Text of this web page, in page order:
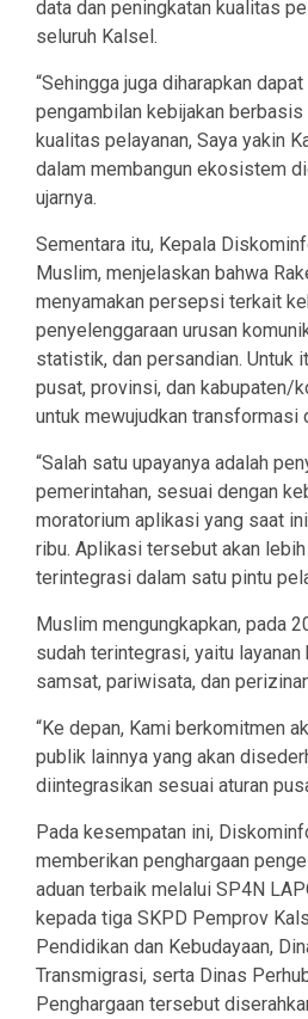
data dan peningkatan kualitas
seluruh Kalsel.
“Sehingga juga diharapkan
pengambilan kebijakan berbasis
kualitas pelayanan, Saya yakin
dalam membangun ekosistem
ujarnya.
Sementara itu, Kepala
Muslim, menjelaskan bahwa
menyamakan persepsi terkait
penyelenggaraan urusan
statistik, dan persandian. Untuk
pusat, provinsi, dan kabupaten/
untuk mewujudkan transformasi
“Salah satu upayanya adalah
pemerintahan, sesuai dengan
moratorium aplikasi yang saat
ribu. Aplikasi tersebut akan
terintegrasi dalam satu pintu
Muslim mengungkapkan, pada
sudah terintegrasi, yaitu
samsat, pariwisata, dan
“Ke depan, Kami berkomitmen
publik lainnya yang akan
diintegrasikan sesuai aturan
Pada kesempatan ini,
memberikan penghargaan
aduan terbaik melalui SP4N
kepada tiga SKPD Pemprov
Pendidikan dan Kebudayaan,
Transmigrasi, serta Dinas
Penghargaan tersebut